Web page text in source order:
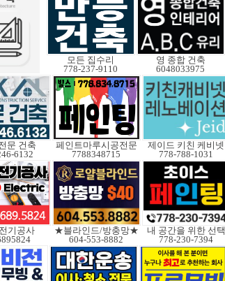
모든 집수리
778-237-9110
영 종합 건축
6048033975
문 건축
6132
페인트마루시공전문
7788348715
제이드 키친 케비넷
778-788-1031
기공사
★블라인드/방충망★
604-553-8882
내 공간을 위한 선택
778-230-7394